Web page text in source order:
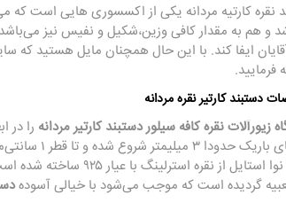
نقره کارتیه مردانه یکی از اکسسوری هایی است
و هم به مقدار کافی وزین،شکیل و نفیس نیز
ایفا کند. با این حال همچنان مایل هستید
فرمایید.
دستبند کارتیر نقره مردانه
زیورآلات نقره کافه سیلور دستبند کارتیر مردانه را در
پهناهای
گالری نوا استایل از
گردیده است که موجب می‌شود با خیالی آسوده